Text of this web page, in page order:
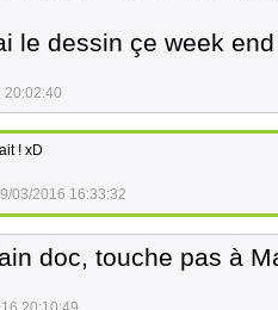
le dessin çe week
20:02:40
! xD
03/2016 16:33:32
doc, touche pas à